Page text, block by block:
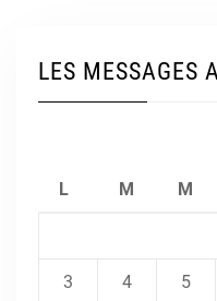
LES MESSAGES
L M M
3 4 5